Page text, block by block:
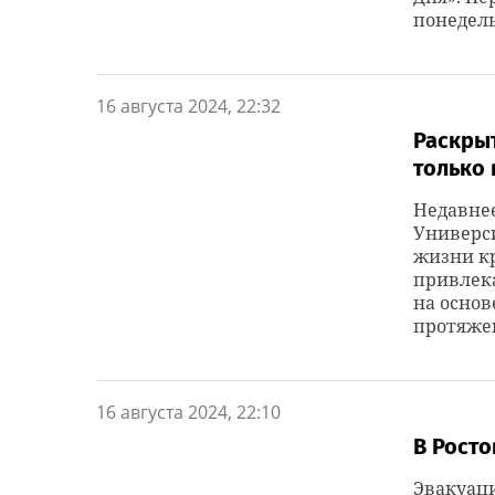
16 августа 2024, 22:32
только
жизни
на
16 августа 2024, 22:10
В